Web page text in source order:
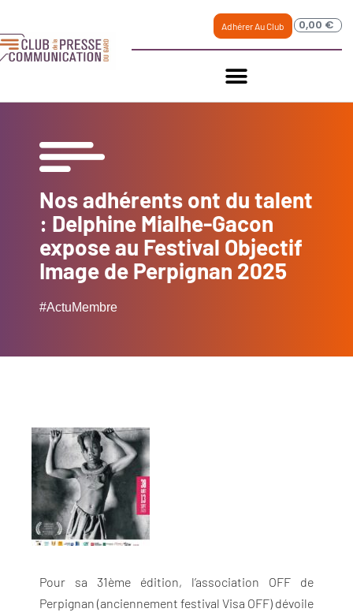
Adhérer Au Club 0,00 €
Nos adhérents ont du talent
: Delphine Mialhe-Gacon
expose au Festival Objectif
Image de Perpignan 2025
#ActuMembre
Pour sa 31ème édition, l’association OFF de
Perpignan (anciennement festival Visa OFF) dévoile